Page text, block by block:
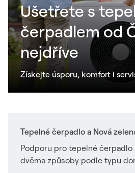
Ušetřete s
čerpadlem od
nejdříve
Získejte úsporu, komfort i
Tepelné čerpadlo a Nová
Podporu pro tepelné čerpadlo
dvěma způsoby podle typu